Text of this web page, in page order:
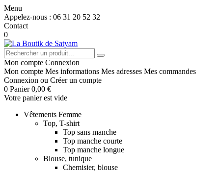
Menu
Appelez-nous : 06 31 20 52 32
Contact
0
Mon compte Connexion
Mon compte Mes informations Mes adresses Mes commandes
Connexion ou Créer un compte
0 Panier 0,00 €
Votre panier est vide
Vêtements Femme
Top, T-shirt
Top sans manche
Top manche courte
Top manche longue
Blouse, tunique
Chemisier, blouse